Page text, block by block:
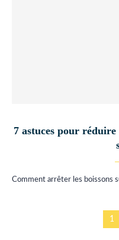
7 astuces pour réduire
Comment arrêter les boissons
1